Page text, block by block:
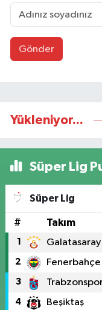
Gönder
Yükleniyor...
Süper Lig
Süper Lig
# Takım
1 Galatasaray
2 Fenerbahçe
3
4 Beşiktaş